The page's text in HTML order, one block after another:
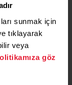
sunmak için
tıklayarak
veya
göz